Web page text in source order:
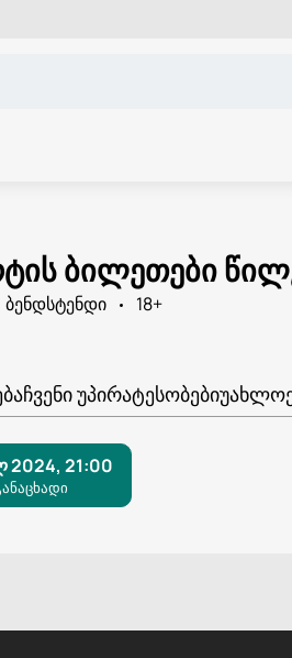
ბილეთები
ბენდსტენდი
18+
ᲩᲕᲔᲜᲘ ᲣᲞᲘᲠᲐᲢᲔᲡᲝᲑᲔᲑᲘ